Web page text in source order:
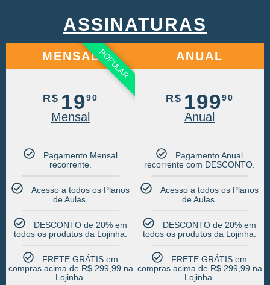
ASSINATURAS
MENSAL
R$ 1990
Mensal
Pagamento Mensal
recorrente.​
Acesso a todos os Planos
de Aulas.​
DESCONTO de 20% em
todos os produtos da Lojinha.​
FRETE GRÁTIS em
compras acima de R$ 299,99 na
Lojinha.​
POPULAR ANUAL
R$ 19990
Anual
Pagamento Anual
recorrente com DESCONTO.​
Acesso a todos os Planos
de Aulas.​
DESCONTO de 20% em
todos os produtos da Lojinha.​
FRETE GRÁTIS em
compras acima de R$ 299,99 na
Lojinha.​